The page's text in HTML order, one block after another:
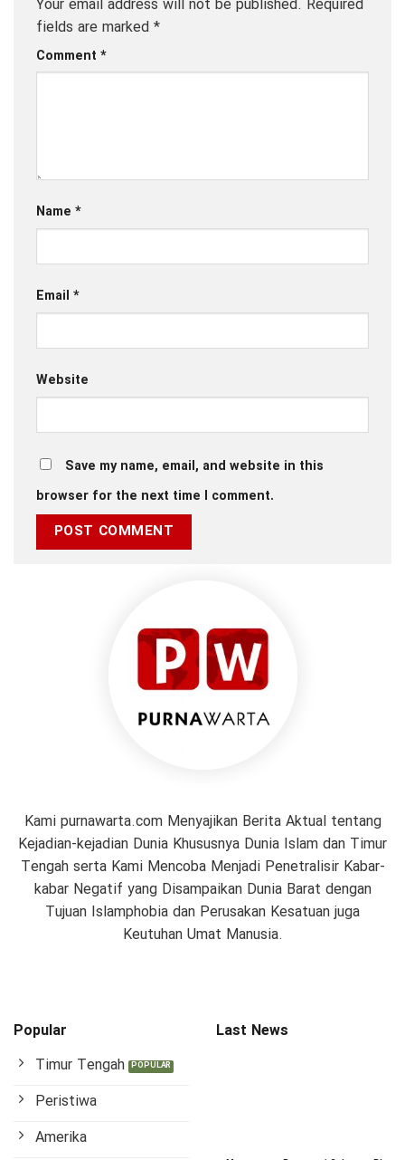
Your email address will not be published. Required
fields are marked *
Comment *
Name *
Email *
Website
Save my name, email, and website in this
browser for the next time I comment.
Kami purnawarta.com Menyajikan Berita Aktual tentang
Kejadian-kejadian Dunia Khususnya Dunia Islam dan Timur
Tengah serta Kami Mencoba Menjadi Penetralisir Kabar-
kabar Negatif yang Disampaikan Dunia Barat dengan
Tujuan Islamphobia dan Perusakan Kesatuan juga
Keutuhan Umat Manusia.
Popular
Timur Tengah
Peristiwa
Amerika
Last News